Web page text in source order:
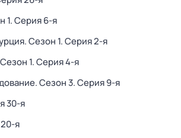
1. Серия 6-я
. Сезон 1. Серия 2-я
1. Серия 4-я
. Сезон 3. Серия 9-я
30-я
я